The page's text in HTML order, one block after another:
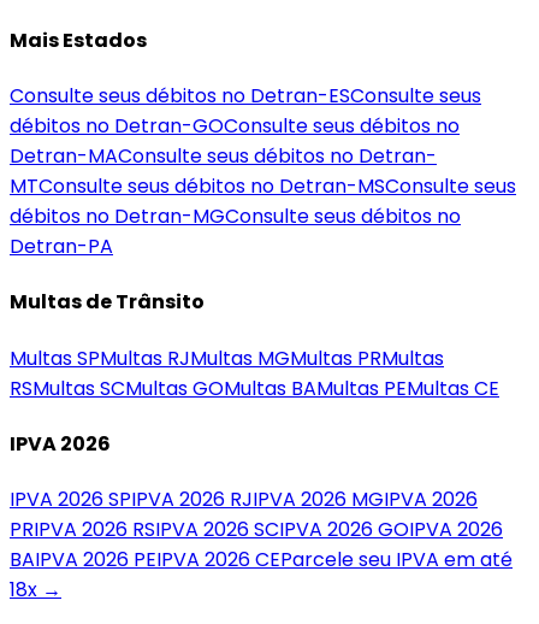
Mais Estados
Consulte seus débitos no Detran-ESConsulte seus
débitos no Detran-GOConsulte seus débitos no
Detran-MAConsulte seus débitos no Detran-
MTConsulte seus débitos no Detran-MSConsulte seus
débitos no Detran-MGConsulte seus débitos no
Detran-PA
Multas de Trânsito
MultasSPMultas RJMultas MGMultas PRMultas
RSMultasSCMultasGOMultas BAMultas PEMultasCE
IPVA 2026
IPVA 2026SPIPVA 2026 RJIPVA 2026 MGIPVA 2026
PRIPVA 2026 RSIPVA 2026SCIPVA 2026GOIPVA 2026
BAIPVA 2026 PEIPVA 2026CEParcele seu IPVA em até
18x →